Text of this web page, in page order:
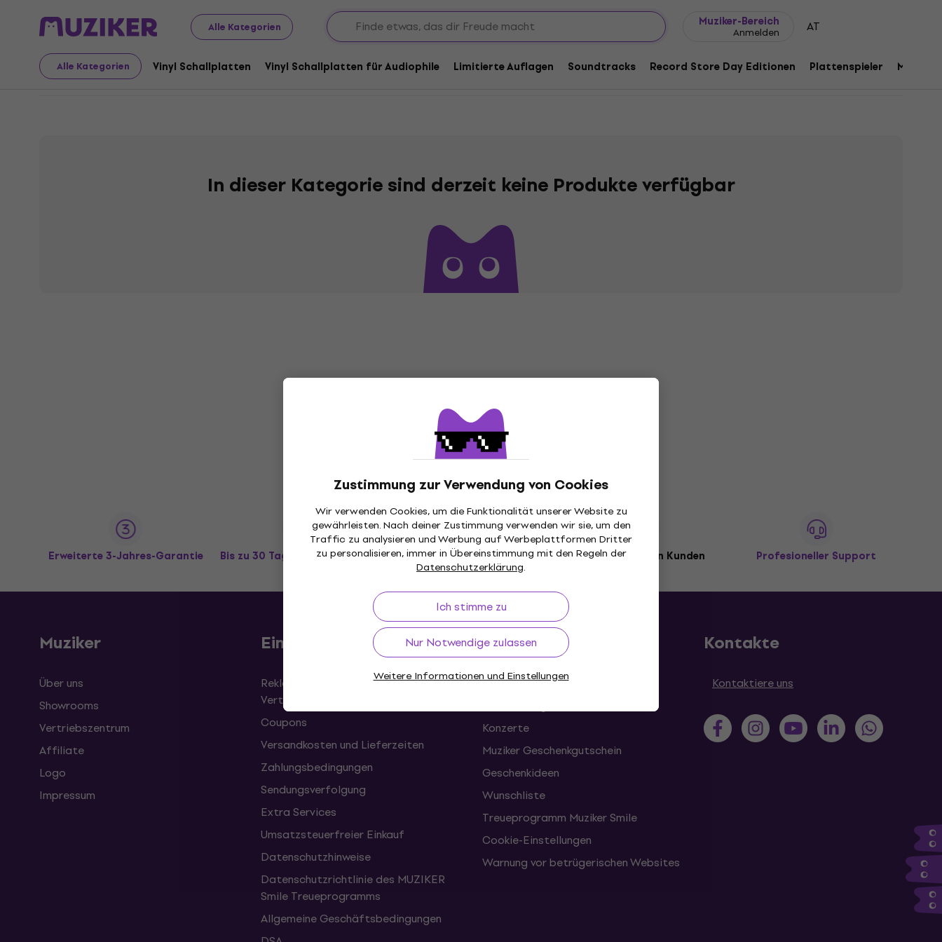
Alle Kategorien
Muziker-Bereich
Anmelden AT
Alle Kategorien Vinyl Schallplatten Vinyl Schallplatten für Audiophile Limitierte Auflagen Soundtracks Record Store Day Editionen Plattenspieler Musik
Zustimmung zur Verwendung von Cookies
Wir verwenden Cookies, um die Funktionalität unserer Website zu
gewährleisten. Nach deiner Zustimmung verwenden wir sie, um den
Traffic zu analysieren und Werbung auf Werbeplattformen Dritter
zu personalisieren, immer in Übereinstimmung mit den Regeln der
Datenschutzerklärung.
Ich stimme zu
Nur Notwendige zulassen
Weitere Informationen und Einstellungen
Schallplatten und CDs Musik-CDs Classic Rock / Blues Rock and Roll
Rock and Roll - CD
In dieser Kategorie sind derzeit keine Produkte verfügbar
Erweiterte 3-Jahres-Garantie Bis zu 30 Tage Rückgaberecht Versand gratisvon 149 € Über 3 Millionen Kunden Profesioneller Support
Muziker
Über uns
Showrooms
Vertriebszentrum
Affiliate
Logo
Impressum
Einkauf
Reklamationen und Rücktritte vom
Vertrag
Coupons
Versandkosten und Lieferzeiten
Zahlungsbedingungen
Sendungsverfolgung
Extra Services
Umsatzsteuerfreier Einkauf
Datenschutzhinweise
Datenschutzrichtlinie des MUZIKER
Smile Treueprogramms
Allgemeine Geschäftsbedingungen
Nützliches
FAQ - Häufig gestellte Fragen
Konzerte
Muziker Geschenkgutschein
Geschenkideen
Wunschliste
Treueprogramm Muziker Smile
Cookie-Einstellungen
Warnung vor betrügerischen Websites
Kontakte
Kontaktiere uns